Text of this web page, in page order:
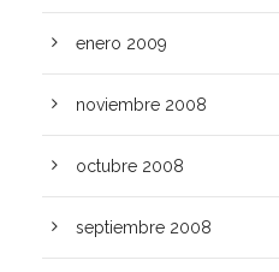
enero 2009
noviembre 2008
octubre 2008
septiembre 2008